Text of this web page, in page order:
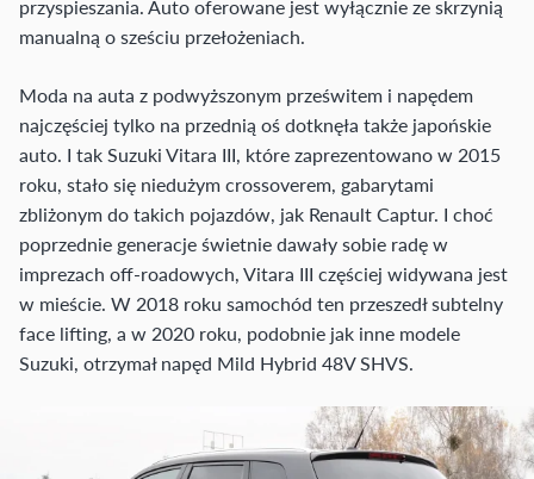
przyspieszania. Auto oferowane jest wyłącznie ze skrzynią
manualną o sześciu przełożeniach.
Moda na auta z podwyższonym prześwitem i napędem
najczęściej tylko na przednią oś dotknęła także japońskie
auto. I tak Suzuki Vitara III, które zaprezentowano w 2015
roku, stało się niedużym crossoverem, gabarytami
zbliżonym do takich pojazdów, jak Renault Captur. I choć
poprzednie generacje świetnie dawały sobie radę w
imprezach off-roadowych, Vitara III częściej widywana jest
w mieście. W 2018 roku samochód ten przeszedł subtelny
face lifting, a w 2020 roku, podobnie jak inne modele
Suzuki, otrzymał napęd Mild Hybrid 48V SHVS.